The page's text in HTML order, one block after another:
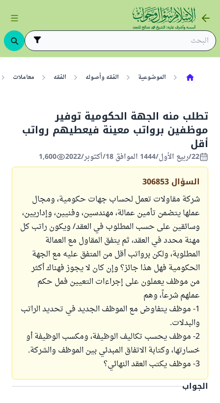
الموضوعية الفقه وأصوله الفقه معاملات
تطلب منه الجهة الحكومية توفير
موظفين برواتب معينة فيعطيهم رواتب
أقل
22/ربيع الأول/1444 الموافق 18/أكتوبر/2022 1,600
السؤال 306853
شركة مقاولات تعمل لحساب جهات حكومية، ومجال
عملها يتضمن تأمين عمالة، مهندسين، وفنيين، وإداريين،
وسائقين على حسب المطلوب في العقد/ ويكون راتب كل
مهنة محدد في العقد، ثم يتفق المقاول مع العمالة
المطلوبة، ولكن برواتب أقل من المتفق عليه مع الجهة
الحكومية فهل هذا جائز؟ وإن كان لا يجوز فهناك أكثر
من موظف يعملون على إجراءات التعيين فمل حكم
عملهم شرعاً، وهم
1- موظف يتفاوض مع الموظف الجديد في تحديد الراتب
والبدلات.
2- موظف يحسب تكاليف الوظيفة، ومكسب الوظيفة أو
خسارتها، وكتابة الاتفاق المبدئي بين الموظف والشركة.
3- موظف يكتب العقد النهائي؟
الجواب